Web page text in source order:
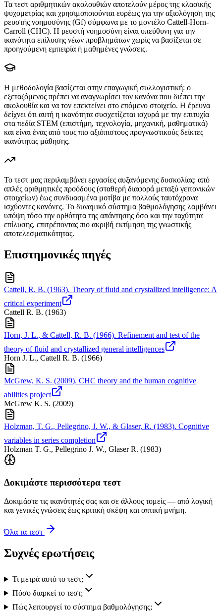
Τα τεστ αριθμητικών ακολουθιών αποτελούν μέρος της κλασικής
ψυχομετρίας και χρησιμοποιούνται ευρέως για την αξιολόγηση της
ρευστής νοημοσύνης (Gf) σύμφωνα με το μοντέλο Cattell-Horn-
Carroll (CHC). Η ρευστή νοημοσύνη είναι υπεύθυνη για την
ικανότητα επίλυσης νέων προβλημάτων χωρίς να βασίζεται σε
προηγούμενη εμπειρία ή μαθημένες γνώσεις.
Η μεθοδολογία βασίζεται στην επαγωγική συλλογιστική: ο
εξεταζόμενος πρέπει να αναγνωρίσει τον κανόνα που διέπει την
ακολουθία και να τον επεκτείνει στο επόμενο στοιχείο. Η έρευνα
δείχνει ότι αυτή η ικανότητα συσχετίζεται ισχυρά με την επιτυχία
στα πεδία STEM (επιστήμη, τεχνολογία, μηχανική, μαθηματικά)
και είναι ένας από τους πιο αξιόπιστους προγνωστικούς δείκτες
ικανότητας μάθησης.
Το τεστ μας περιλαμβάνει εργασίες αυξανόμενης δυσκολίας: από
απλές αριθμητικές προόδους (σταθερή διαφορά μεταξύ γειτονικών
στοιχείων) έως συνδυασμένα μοτίβα με πολλούς ταυτόχρονα
ισχύοντες κανόνες. Το δυναμικό σύστημα βαθμολόγησης λαμβάνει
υπόψη τόσο την ορθότητα της απάντησης όσο και την ταχύτητα
επίλυσης, επιτρέποντας πιο ακριβή εκτίμηση της γνωστικής
αποτελεσματικότητας.
Επιστημονικές πηγές
Cattell, R. B. (1963). Theory of fluid and crystallized intelligence: A
critical experiment
Cattell R. B. (1963)
Horn, J. L., & Cattell, R. B. (1966). Refinement and test of the
theory of fluid and crystallized general intelligences
Horn J. L., Cattell R. B. (1966)
McGrew, K. S. (2009). CHC theory and the human cognitive
abilities project
McGrew K. S. (2009)
Holzman, T. G., Pellegrino, J. W., & Glaser, R. (1983). Cognitive
variables in series completion
Holzman T. G., Pellegrino J. W., Glaser R. (1983)
Δοκιμάστε περισσότερα τεστ
Δοκιμάστε τις ικανότητές σας και σε άλλους τομείς — από λογική
και γενικές γνώσεις έως κριτική σκέψη και οπτική μνήμη.
Όλα τα τεστ
Συχνές ερωτήσεις
Τι μετρά αυτό το τεστ;
Πόσο διαρκεί το τεστ;
Πώς λειτουργεί το σύστημα βαθμολόγησης;